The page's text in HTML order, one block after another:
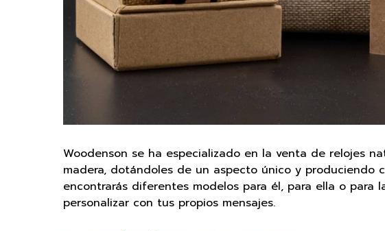
Woodenson se ha especializado en la venta de relojes
madera, dotándoles de un aspecto único y produciendo
encontrarás diferentes modelos para él, para ella o para
personalizar con tus propios mensajes.